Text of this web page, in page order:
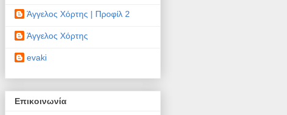
Άγγελος Χόρτης | Προφίλ 2
Άγγελος Χόρτης
evaki
Επικοινωνία